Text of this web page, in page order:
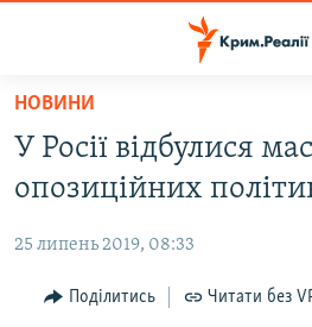
Перейти
основного
матеріалу
до
навігації
ПОЛІТИКА
БЛОГИ
НОВИНИ
У Росії відбулися
опозиційних
25 липень 2019, 08:33
Поділитись Читати без